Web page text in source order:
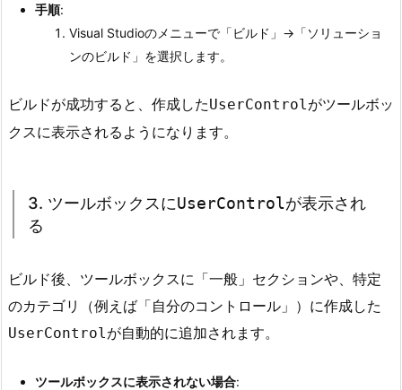
表
配
置
方
法
1.
U
手順:
Visual Studioのメニューで「ビルド」→「ソリューショ
ンのビルド」を選択します。
ビルドが成功すると、作成したUserControlがツールボッ
クスに表示されるようになります。
3. ツールボックスにUserControlが表示され
る
ビルド後、ツールボックスに「一般」セクションや、特定
のカテゴリ（例えば「自分のコントロール」）に作成した
UserControlが自動的に追加されます。
ツールボックスに表示されない場合: